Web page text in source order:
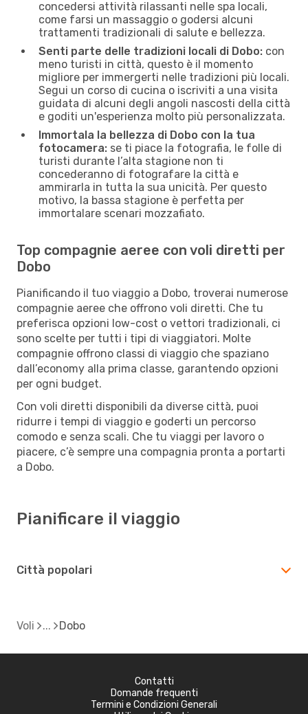
concedersi attività rilassanti nelle spa locali,
come farsi un massaggio o godersi alcuni
trattamenti tradizionali di salute e bellezza.
Senti parte delle tradizioni locali di Dobo: con
meno turisti in città, questo è il momento
migliore per immergerti nelle tradizioni più locali.
Segui un corso di cucina o iscriviti a una visita
guidata di alcuni degli angoli nascosti della città
e goditi un'esperienza molto più personalizzata.
Immortala la bellezza di Dobo con la tua
fotocamera: se ti piace la fotografia, le folle di
turisti durante l’alta stagione non ti
concederanno di fotografare la città e
ammirarla in tutta la sua unicità. Per questo
motivo, la bassa stagione è perfetta per
immortalare scenari mozzafiato.
Top compagnie aeree con voli diretti per
Dobo
Pianificando il tuo viaggio a Dobo, troverai numerose
compagnie aeree che offrono voli diretti. Che tu
preferisca opzioni low-cost o vettori tradizionali, ci
sono scelte per tutti i tipi di viaggiatori. Molte
compagnie offrono classi di viaggio che spaziano
dall’economy alla prima classe, garantendo opzioni
per ogni budget.
Con voli diretti disponibili da diverse città, puoi
ridurre i tempi di viaggio e goderti un percorso
comodo e senza scali. Che tu viaggi per lavoro o
piacere, c’è sempre una compagnia pronta a portarti
a Dobo.
Pianificare il viaggio
Città popolari
Voli Dobo
Contatti
Domande frequenti
Termini e Condizioni Generali